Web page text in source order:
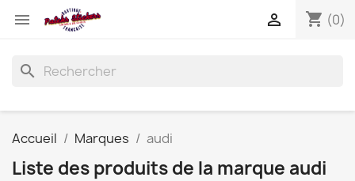
 shopping_cart (0)

search
Accueil Marques audi
Liste des produits de la marque audi